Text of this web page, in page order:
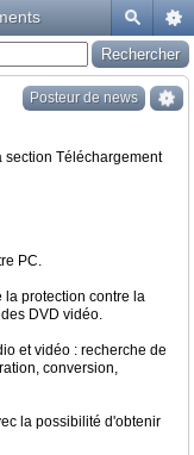
Posteur de news
section Téléchargement
PC.
la protection contre la
DVD vidéo.
et vidéo : recherche de
conversion,
la possibilité d'obtenir